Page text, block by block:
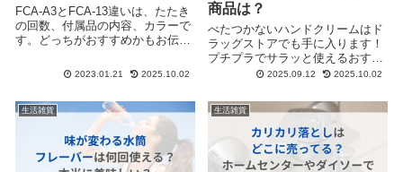
FCA-A3とFCA-13違いは、たたき
の回数、付属品の内容、カラーで
す。どっちがおすすめかもお伝え
2023.01.21 2025.10.02
商品は？
べたつかないハンドクリームはド
ラッグストアでも手に入ります！
プチプラでサラッと使えるおすす
め商品と選び方を紹介しますね！
2025.09.12 2025.10.02
生活雑貨 生活雑貨